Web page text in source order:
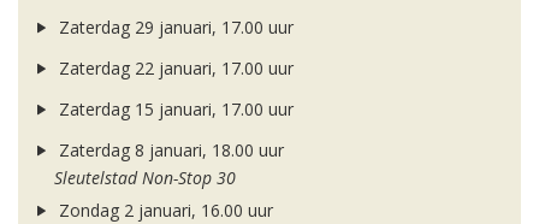
Zaterdag 29 januari, 17.00 uur
Zaterdag 22 januari, 17.00 uur
Zaterdag 15 januari, 17.00 uur
Zaterdag 8 januari, 18.00 uur
Sleutelstad Non-Stop 30
Zondag 2 januari, 16.00 uur